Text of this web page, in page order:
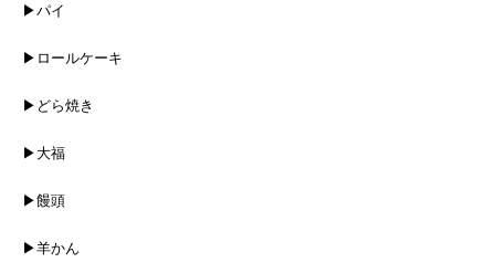
▶パイ
▶ロールケーキ
▶どら焼き
▶大福
▶饅頭
▶羊かん